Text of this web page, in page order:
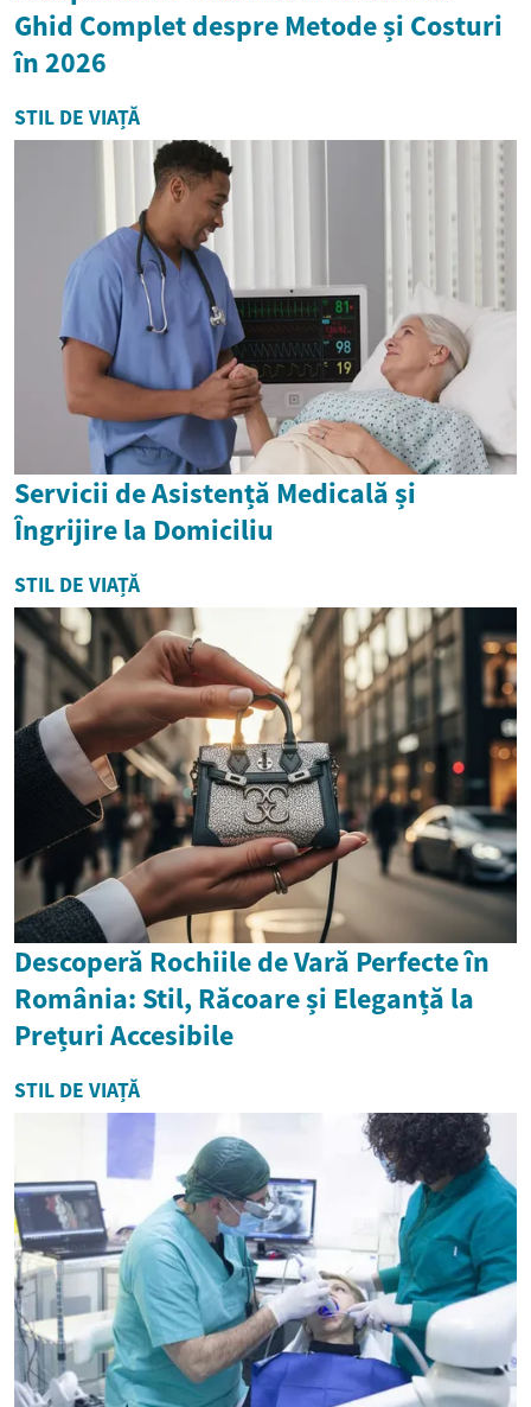
Ghid Complet despre Metode și Costuri
în 2026
STIL DE VIAȚĂ
Servicii de Asistență Medicală și
Îngrijire la Domiciliu
STIL DE VIAȚĂ
Descoperă Rochiile de Vară Perfecte în
România: Stil, Răcoare și Eleganță la
Prețuri Accesibile
STIL DE VIAȚĂ